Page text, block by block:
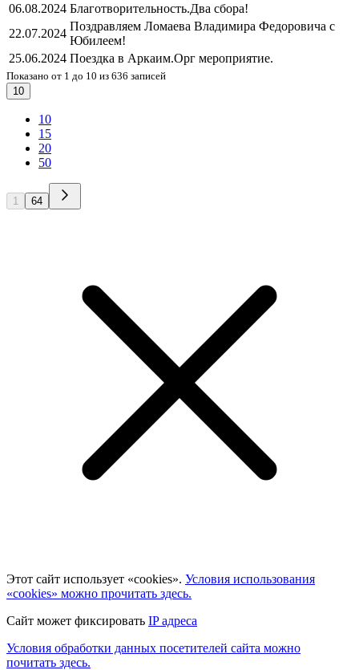
06.08.2024 Благотворительность.Два сбора!
22.07.2024
Поздравляем Ломаева Владимира Федоровича с
Юбилеем!
25.06.2024 Поездка в Аркаим.Орг мероприятие.
Показано от 1 до 10 из 636 записей
10
10
15
20
50
1 64
Этот сайт использует «cookies». Условия использования
«cookies» можно прочитать здесь.
Сайт может фиксировать IP адреса
Условия обработки данных посетителей сайта можно
почитать здесь.